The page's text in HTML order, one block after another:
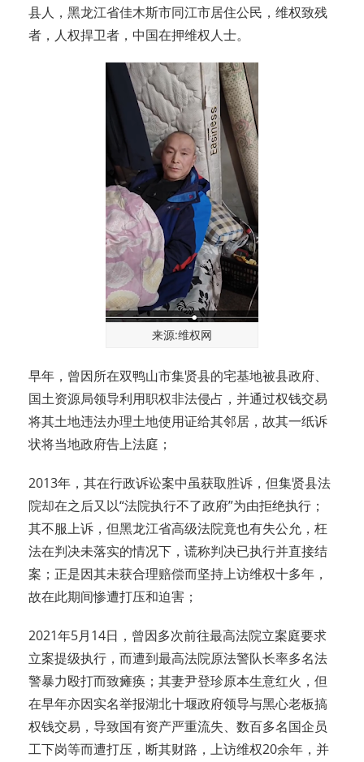
县人，黑龙江省佳木斯市同江市居住公民，维权致残
者，人权捍卫者，中国在押维权人士。
来源:维权网
早年，曾因所在双鸭山市集贤县的宅基地被县政府、
国土资源局领导利用职权非法侵占，并通过权钱交易
将其土地违法办理土地使用证给其邻居，故其一纸诉
状将当地政府告上法庭；
2013年，其在行政诉讼案中虽获取胜诉，但集贤县法
院却在之后又以“法院执行不了政府”为由拒绝执行；
其不服上诉，但黑龙江省高级法院竟也有失公允，枉
法在判决未落实的情况下，谎称判决已执行并直接结
案；正是因其未获合理赔偿而坚持上访维权十多年，
故在此期间惨遭打压和迫害；
2021年5月14日，曾因多次前往最高法院立案庭要求
立案提级执行，而遭到最高法院原法警队长率多名法
警暴力殴打而致瘫痪；其妻尹登珍原本生意红火，但
在早年亦因实名举报湖北十堰政府领导与黑心老板搞
权钱交易，导致国有资产严重流失、数百多名国企员
工下岗等而遭打压，断其财路，上访维权20余年，并